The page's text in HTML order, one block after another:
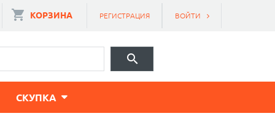
ВОЙТИ
РЕГИСТРАЦИЯ
КОРЗИНА
CКУПКА